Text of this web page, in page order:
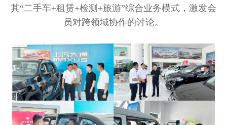
其“二手车+租赁+检测+旅游”综合业务模式，激发会
员对跨领域协作的讨论。